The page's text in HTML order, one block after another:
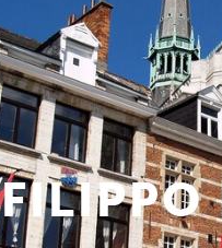
FILIPPO